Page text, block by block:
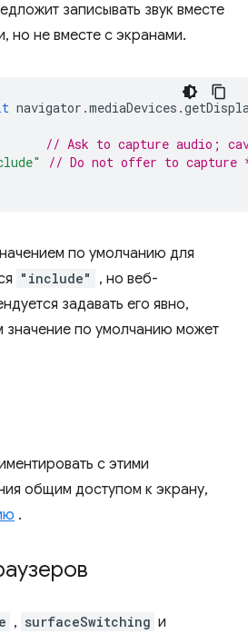
записывать звук вместе
но не вместе с экранами.
navigator .mediaDevices .
// Ask to capture audio;
// Do not offer to capture
по умолчанию для
"include"
, но веб-
задавать его явно,
значение по умолчанию может
с этими
общим доступом к экрану,
.
, surfaceSwitching и